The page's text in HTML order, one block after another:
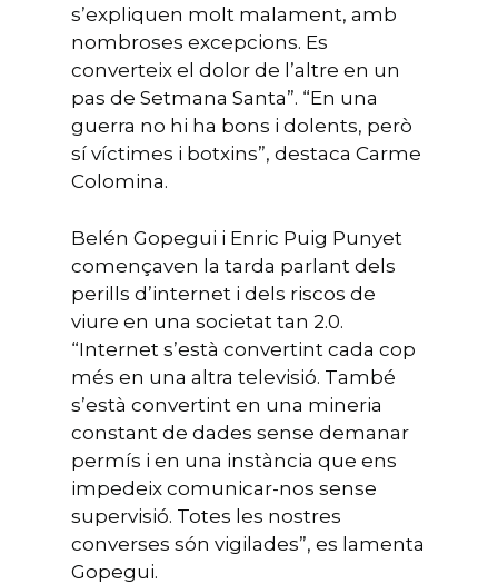
s’expliquen molt malament, amb
nombroses excepcions. Es
converteix el dolor de l’altre en un
pas de Setmana Santa”. “En una
guerra no hi ha bons i dolents, però
sí víctimes i botxins”, destaca Carme
Colomina.
Belén Gopegui i Enric Puig Punyet
començaven la tarda parlant dels
perills d’internet i dels riscos de
viure en una societat tan 2.0.
“Internet s’està convertint cada cop
més en una altra televisió. També
s’està convertint en una mineria
constant de dades sense demanar
permís i en una instància que ens
impedeix comunicar-nos sense
supervisió. Totes les nostres
converses són vigilades”, es lamenta
Gopegui.